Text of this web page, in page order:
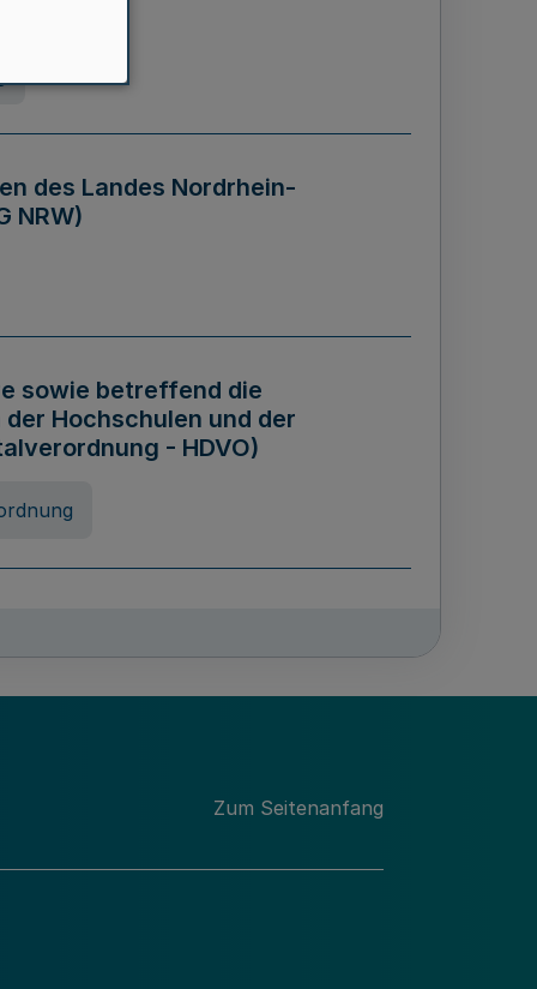
des Landes Nordrhein-
NRW)
sowie betreffend die
Hochschulen und der
- HDVO)
des Landes Nordrhein-
Zum Seitenanfang